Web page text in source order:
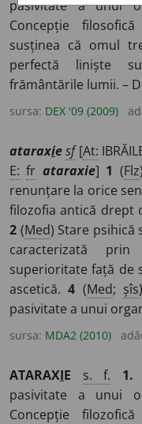
pasivitate a unui
Concepție
susținea că omul
perfectă liniște
frământările lumii. –
sursa: DEX '09 (2009)
ataraxiesf[At:
E: fr ataraxie] 1 (Flz
renunțare la orice
filozofia antică drept
2 (Med) Stare psihică
caracterizată
superioritate față de
ascetică.4 (Med; șîs)
pasivitate a unui
sursa: MDA2 (2010)
ATARAXIE s. f. 1.
pasivitate a unui
Concepție